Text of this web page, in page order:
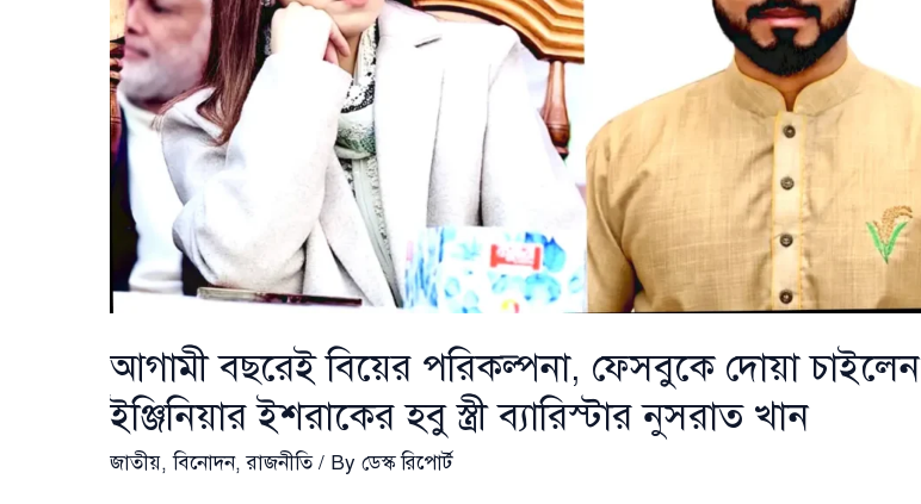
আগামী বছরেই বিয়ের পরিকল্পনা, ফেসবুকে দোয়া চাইলেন
ইঞ্জিনিয়ার ইশরাকের হবু স্ত্রী ব্যারিস্টার নুসরাত খান
জাতীয়,বিনোদন,রাজনীতি/ By ডেস্ক রিপোর্ট